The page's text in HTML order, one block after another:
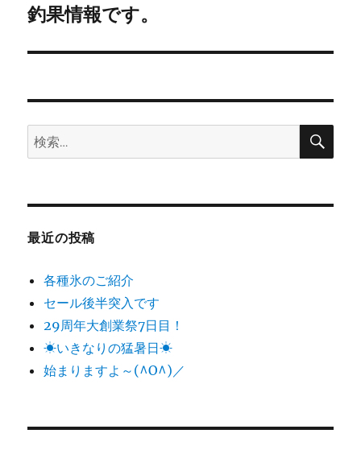
ゲ
ー
ン
次
投
釣果情報です。
検
索:
検
最近の投稿
各種氷のご紹介
セール後半突入です
29周年大創業祭7日目！
☀いきなりの猛暑日☀
始まりますよ～(^O^)／